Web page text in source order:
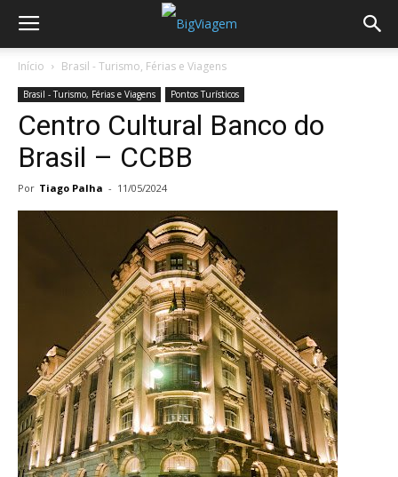
Início Brasil - Turismo, Férias e Viagens
Brasil - Turismo, Férias e Viagens Pontos Turísticos
Centro Cultural Banco do
Brasil – CCBB
Por Tiago Palha - 11/05/2024